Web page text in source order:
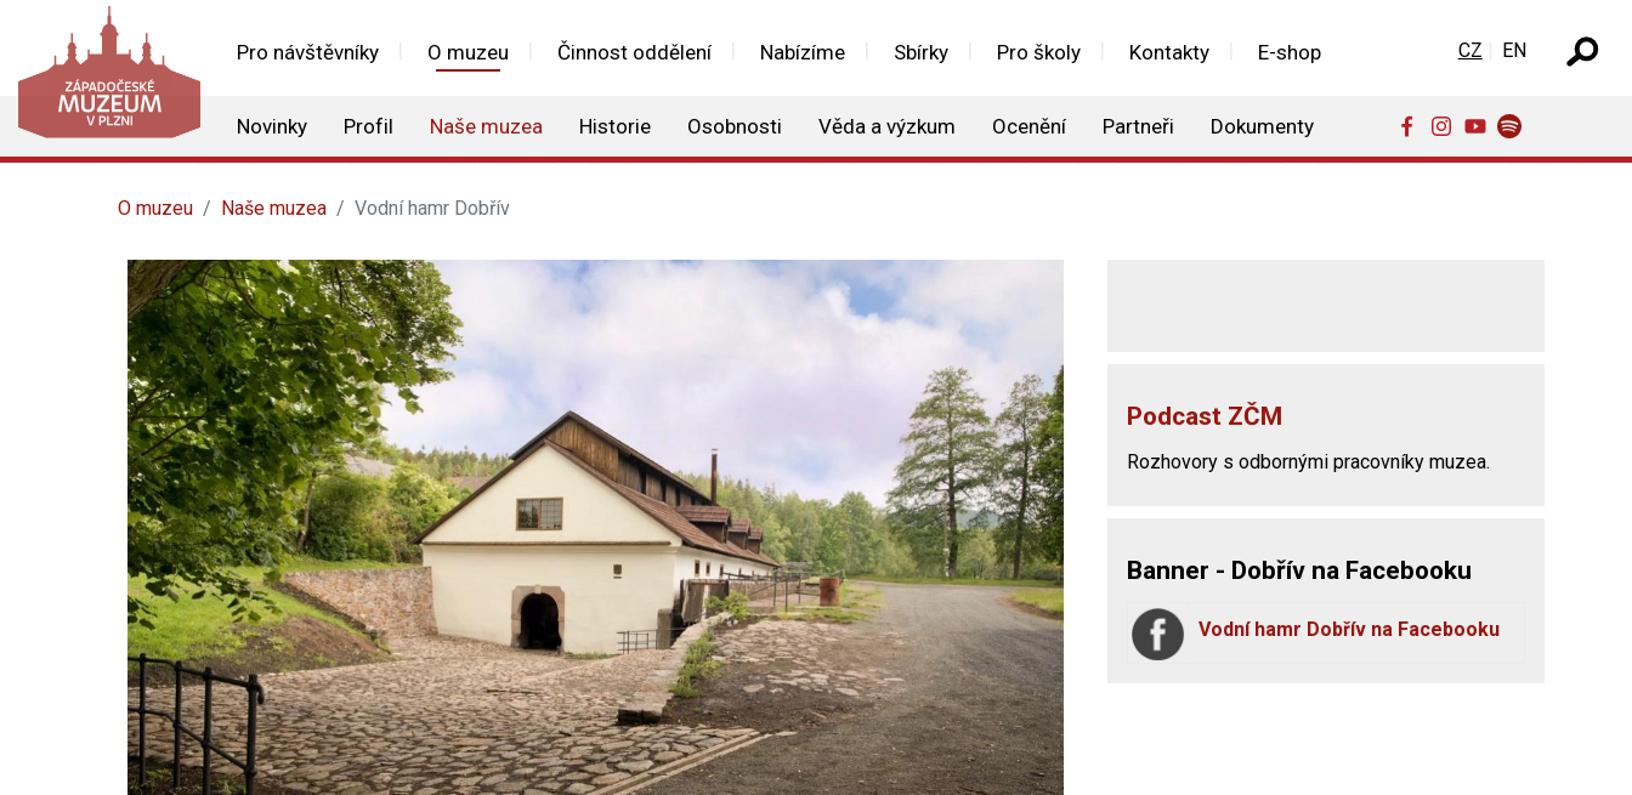
Pro návštěvníky O muzeu Činnost oddělení Nabízíme Sbírky Pro školy Kontakty E-shop
Novinky Profil Naše muzea Historie Osobnosti Věda a výzkum Ocenění Partneři Dokumenty
Zvolte jazyk
CZ EN
O muzeu Naše muzea Vodní hamr Dobřív
Podcast ZČM
Rozhovory s odbornými pracovníky muzea.
Banner - Dobřív na Facebooku
Vodní hamr Dobřív na Facebooku